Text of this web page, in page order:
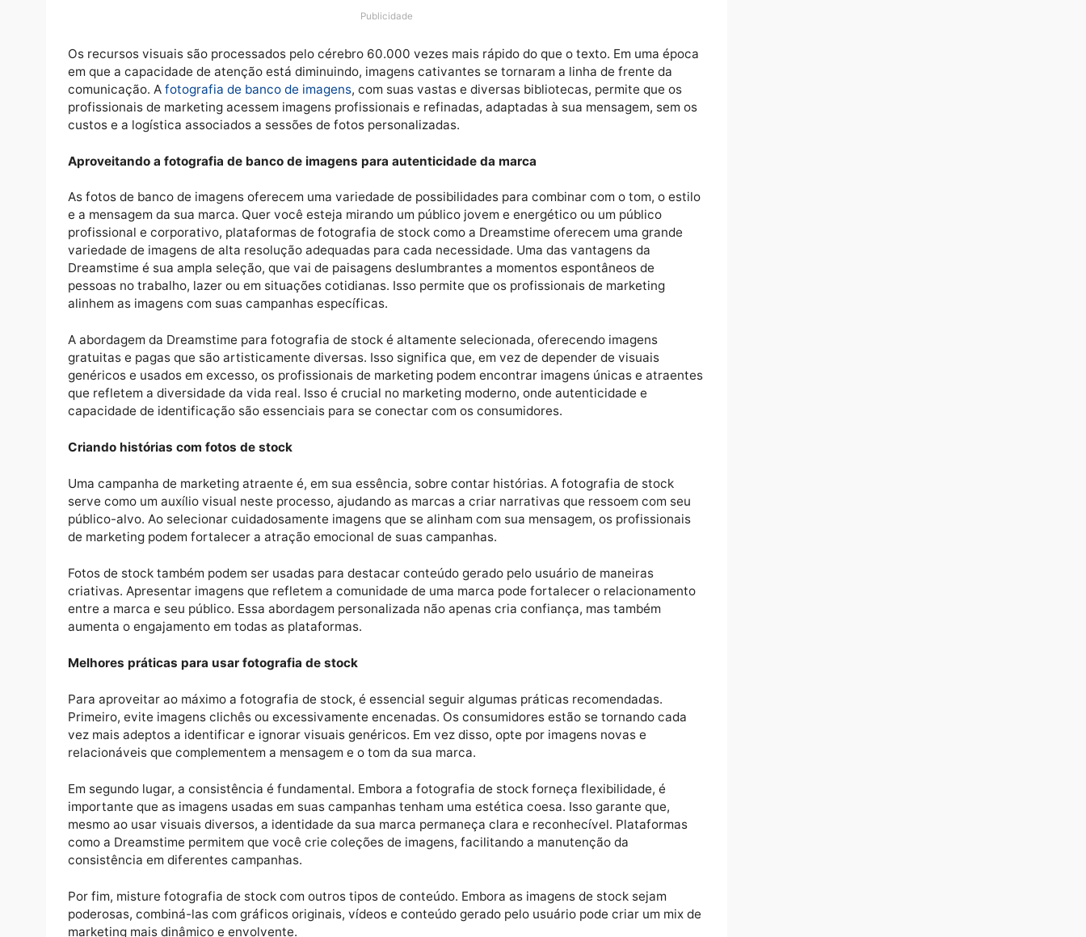
elevar a identidade da marca e se conectar com o público de forma mais eficaz do que apenas texto
estrategicamente.
O poder dos recursos visuais no marketing
Publicidade
Os recursos visuais são processados ​​pelo cérebro 60.000 vezes mais rápido do que o texto. Em uma época
comunicação. Afotografia de banco de imagens, com suas vastas e diversas bibliotecas, permite que os
profissionais de marketing acessem imagens profissionais e refinadas, adaptadas à sua mensagem, sem os
custos e a logística associados a sessões de fotos personalizadas.
Aproveitando a fotografia de banco de imagens para autenticidade da marca
As fotos de banco de imagens oferecem uma variedade de possibilidades para combinar com o tom, o estilo
e a mensagem da sua marca. Quer você esteja mirando um público jovem e energético ou um público
profissional e corporativo, plataformas de fotografia de stock como a Dreamstime oferecem uma grande
variedade de imagens de alta resolução adequadas para cada necessidade. Uma das vantagens da
Dreamstime é sua ampla seleção, que vai de paisagens deslumbrantes a momentos espontâneos de
pessoas no trabalho, lazer ou em situações cotidianas. Isso permite que os profissionais de marketing
A abordagem da Dreamstime para fotografia de stock é altamente selecionada, oferecendo imagens
gratuitas e pagas que são artisticamente diversas. Isso significa que, em vez de depender de visuais
genéricos e usados ​​em excesso, os profissionais de marketing podem encontrar imagens únicas e atraentes
que refletem a diversidade da vida real. Isso é crucial no marketing moderno, onde autenticidade e
Criando histórias com fotos de stock
Uma campanha de marketing atraente é, em sua essência, sobre contar histórias. A fotografia de stock
serve como um auxílio visual neste processo, ajudando as marcas a criar narrativas que ressoem com seu
público-alvo. Ao selecionar cuidadosamente imagens que se alinham com sua mensagem, os profissionais
de marketing podem fortalecer a atração emocional de suas campanhas.
Fotos de stock também podem ser usadas para destacar conteúdo gerado pelo usuário de maneiras
criativas. Apresentar imagens que refletem a comunidade de uma marca pode fortalecer o relacionamento
aumenta o engajamento em todas as plataformas.
Melhores práticas para usar fotografia de stock
Primeiro, evite imagens clichês ou excessivamente encenadas. Os consumidores estão se tornando cada
vez mais adeptos a identificar e ignorar visuais genéricos. Em vez disso, opte por imagens novas e
relacionáveis ​​que complementem a mensagem e o tom da sua marca.